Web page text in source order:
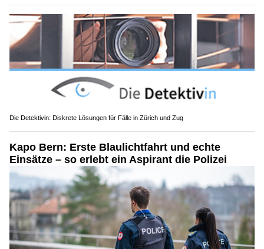
Die Detektivin: Diskrete Lösungen für Fälle in Zürich und Zug
Kapo Bern: Erste Blaulichtfahrt und echte
Einsätze – so erlebt ein Aspirant die Polizei